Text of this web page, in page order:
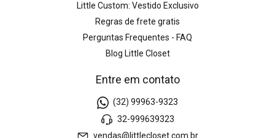
Little Custom: Vestido Exclusivo
Regras de frete gratis
Perguntas Frequentes - FAQ
Blog Little Closet
Entre em contato
(32) 99963-9323
32-999639323
vendas@littlecloset.com.br